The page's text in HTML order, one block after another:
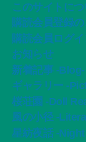
このサイトに
購読会員登録
購読会員ログ
お知らせ
新着記事 -Blog-
ギャラリー -
桜荘園 -Doll
風の小径 -
星紡夜話 -